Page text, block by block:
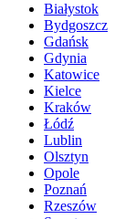
Białystok
Bydgoszcz
Gdańsk
Gdynia
Katowice
Kielce
Kraków
Łódź
Lublin
Olsztyn
Opole
Poznań
Rzeszów